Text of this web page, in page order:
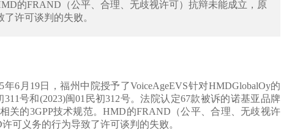
的FRAND（公平、合理、无歧视许可）抗辩未能成立，原
许可谈判的失败。
月19日，福州中院授予了VoiceAgeEVS针对HMDGlobalOy的
号和(2023)闽01民初312号。法院认定67款被诉的诺基亚品牌
关的3GPP技术规范。HMD的FRAND（公平、合理、无歧视许
可义务的行为导致了许可谈判的失败。